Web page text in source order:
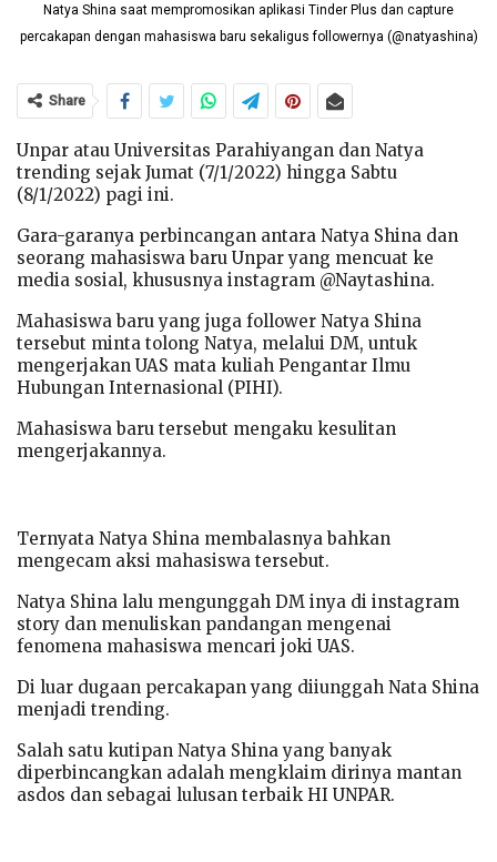
Natya Shina saat mempromosikan aplikasi Tinder Plus dan capture
percakapan dengan mahasiswa baru sekaligus followernya (@natyashina)
Share
Unpar atau Universitas Parahiyangan dan Natya
trending sejak Jumat (7/1/2022) hingga Sabtu
(8/1/2022) pagi ini.
Gara-garanya perbincangan antara Natya Shina dan
seorang mahasiswa baru Unpar yang mencuat ke
media sosial, khususnya instagram @Naytashina.
Mahasiswa baru yang juga follower Natya Shina
tersebut minta tolong Natya, melalui DM, untuk
mengerjakan UAS mata kuliah Pengantar Ilmu
Hubungan Internasional (PIHI).
Mahasiswa baru tersebut mengaku kesulitan
mengerjakannya.
Ternyata Natya Shina membalasnya bahkan
mengecam aksi mahasiswa tersebut.
Natya Shina lalu mengunggah DM inya di instagram
story dan menuliskan pandangan mengenai
fenomena mahasiswa mencari joki UAS.
Di luar dugaan percakapan yang diiunggah Nata Shina
menjadi trending.
Salah satu kutipan Natya Shina yang banyak
diperbincangkan adalah mengklaim dirinya mantan
asdos dan sebagai lulusan terbaik HI UNPAR.